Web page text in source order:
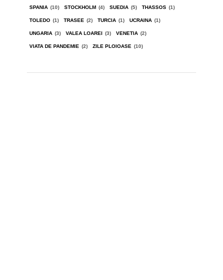
SPANIA (10) STOCKHOLM (4) SUEDIA (5) THASSOS (1)
TOLEDO (1) TRASEE (2) TURCIA (1) UCRAINA (1)
UNGARIA (3) VALEA LOAREI (3) VENETIA (2)
VIATA DE PANDEMIE (2) ZILE PLOIOASE (10)